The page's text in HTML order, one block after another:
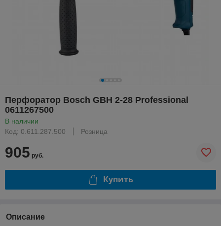
Перфоратор Bosch GBH 2-28 Professional
0611267500
В наличии
Код: 0.611.287.500
Розница
905 руб.
Купить
Описание